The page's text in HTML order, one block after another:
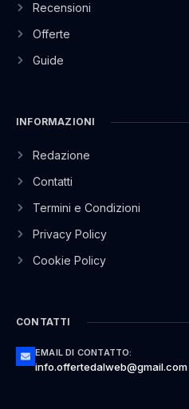
Recensioni
Offerte
Guide
INFORMAZIONI
Redazione
Contatti
Termini e Condizioni
Privacy Policy
Cookie Policy
CONTATTI
EMAIL DI CONTATTO:
info.offertedalweb@gmail.com